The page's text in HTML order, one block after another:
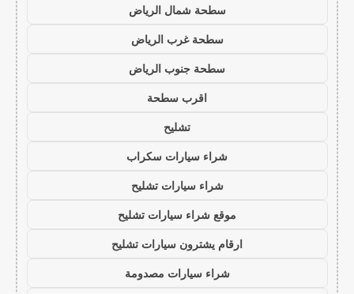
سطحة شمال الرياض
سطحة غرب الرياض
سطحة جنوب الرياض
اقرب سطحة
تشليح
شراء سيارات سكراب
شراء سيارات تشليح
موقع شراء سيارات تشليح
ارقام يشترون سيارات تشليح
شراء سيارات مصدومة